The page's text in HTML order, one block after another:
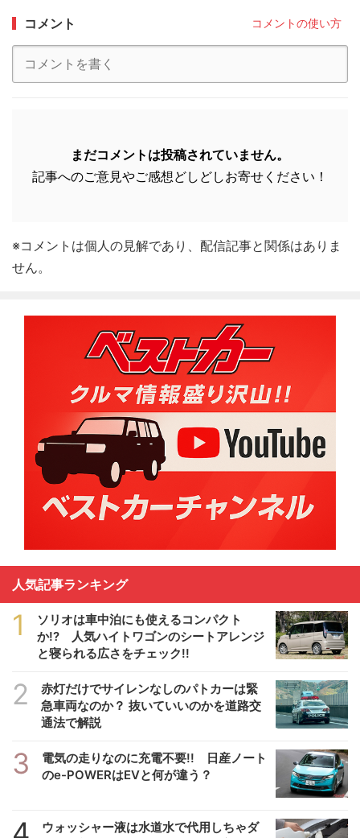
コメント コメントの使い方
まだコメントは投稿されていません。
記事へのご意見やご感想どしどしお寄せください！
※コメントは個人の見解であり、配信記事と関係はありま
せん。
人気記事ランキング
1
ソリオは車中泊にも使えるコンパクト
か!? 人気ハイトワゴンのシートアレンジ
と寝られる広さをチェック!!
2
赤灯だけでサイレンなしのパトカーは緊
急車両なのか？ 抜いていいのかを道路交
通法で解説
3
電気の走りなのに充電不要!! 日産ノート
のe-POWERはEVと何が違う？
ウォッシャー液は水道水で代用しちゃダ